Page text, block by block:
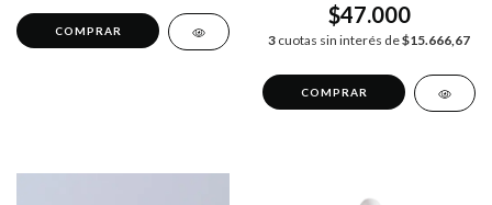
$47.000
3 cuotas sin interés de$15.666,67